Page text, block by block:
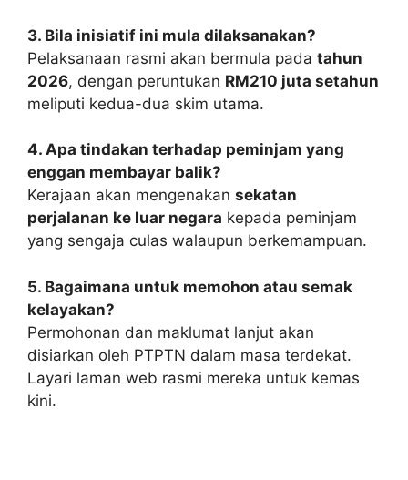
3. Bila inisiatif ini mula dilaksanakan?
Pelaksanaan rasmi akan bermula pada tahun
2026, dengan peruntukan RM210 juta setahun
meliputi kedua-dua skim utama.
4. Apa tindakan terhadap peminjam yang
enggan membayar balik?
Kerajaan akan mengenakan sekatan
perjalanan ke luar negara kepada peminjam
yang sengaja culas walaupun berkemampuan.
5. Bagaimana untuk memohon atau semak
kelayakan?
Permohonan dan maklumat lanjut akan
disiarkan oleh PTPTN dalam masa terdekat.
Layari laman web rasmi mereka untuk kemas
kini.